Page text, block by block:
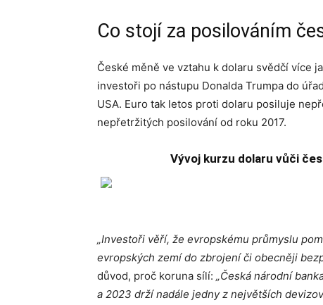
Co stojí za posilováním
České měně ve vztahu k dolaru svědčí více
investoři po nástupu Donalda Trumpa do
USA. Euro tak letos proti dolaru posiluje
nepřetržitých posilování od roku 2017.
Vývoj kurzu dolaru vůči
„Investoři věří, že evropskému průmyslu
evropských zemí do zbrojení či obecněji
důvod, proč koruna sílí: „Česká národní
a 2023 drží nadále jedny z největších